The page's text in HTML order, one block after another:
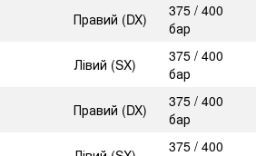
Правий (DX)
375 / 400
бар
Лівий (SX)
375 / 400
бар
Правий (DX)
375 / 400
бар
375 / 400